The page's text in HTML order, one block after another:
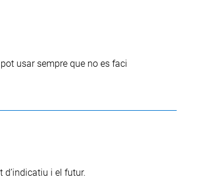
usar sempre que no es faci
d’indicatiu i el futur.